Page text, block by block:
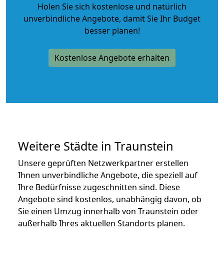
Holen Sie sich kostenlose und natürlich
unverbindliche Angebote, damit Sie Ihr Budget
besser planen!
Kostenlose Angebote erhalten
Weitere Städte in Traunstein
Unsere geprüften Netzwerkpartner erstellen
Ihnen unverbindliche Angebote, die speziell auf
Ihre Bedürfnisse zugeschnitten sind. Diese
Angebote sind kostenlos, unabhängig davon, ob
Sie einen Umzug innerhalb von Traunstein oder
außerhalb Ihres aktuellen Standorts planen.